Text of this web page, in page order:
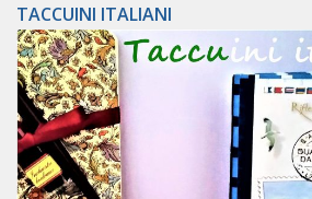
TACCUINI ITALIANI